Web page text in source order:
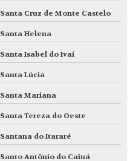
Santa Cruz de Monte Castelo
Santa Helena
Santa Isabel do Ivaí
Santa Lúcia
Santa Mariana
Santa Tereza do Oeste
Santana do Itararé
Santo Antônio do Caiuá